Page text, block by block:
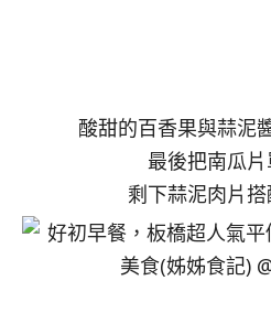
酸甜的百香果與蒜泥
最後把南瓜
剩下蒜泥肉片